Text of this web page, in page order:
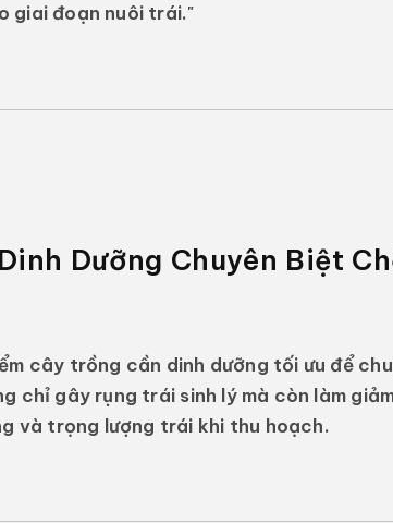
giai đoạn nuôi trái."
Dưỡng Chuyên Biệt
cây trồng cần dinh dưỡng tối ưu để
chỉ gây rụng trái sinh lý mà còn làm
và trọng lượng trái khi thu hoạch.